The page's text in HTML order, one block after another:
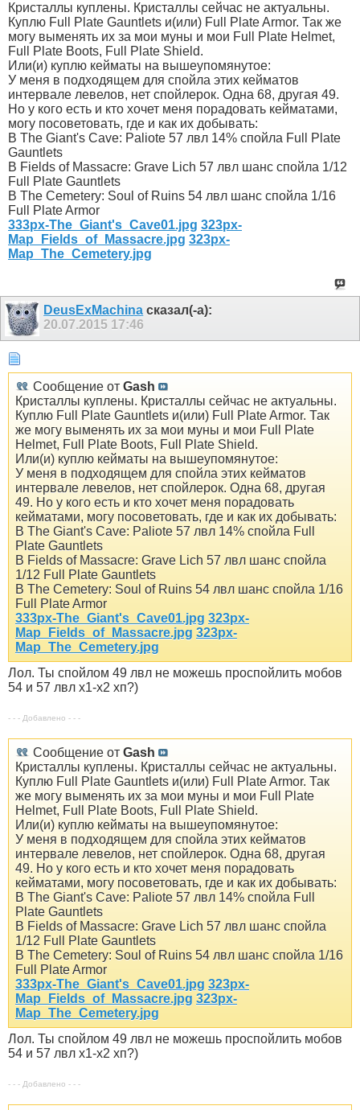
Кристаллы куплены. Кристаллы сейчас не актуальны.
Куплю Full Plate Gauntlets и(или) Full Plate Armor. Так же
могу выменять их за мои муны и мои Full Plate Helmet,
Full Plate Boots, Full Plate Shield.
Или(и) куплю кейматы на вышеупомянутое:
У меня в подходящем для спойла этих кейматов
интервале левелов, нет спойлерок. Одна 68, другая 49.
Но у кого есть и кто хочет меня порадовать кейматами,
могу посоветовать, где и как их добывать:
В The Giant's Cave: Paliote 57 лвл 14% спойла Full Plate
Gauntlets
В Fields of Massacre: Grave Lich 57 лвл шанс спойла 1/12
Full Plate Gauntlets
В The Cemetery: Soul of Ruins 54 лвл шанс спойла 1/16
Full Plate Armor
333px-The_Giant's_Cave01.jpg 323px-
Map_Fields_of_Massacre.jpg 323px-
Map_The_Cemetery.jpg
DeusExMachina сказал(-а):
20.07.2015 17:46
Сообщение от Gash
Кристаллы куплены. Кристаллы сейчас не актуальны.
Куплю Full Plate Gauntlets и(или) Full Plate Armor. Так
же могу выменять их за мои муны и мои Full Plate
Helmet, Full Plate Boots, Full Plate Shield.
Или(и) куплю кейматы на вышеупомянутое:
У меня в подходящем для спойла этих кейматов
интервале левелов, нет спойлерок. Одна 68, другая
49. Но у кого есть и кто хочет меня порадовать
кейматами, могу посоветовать, где и как их добывать:
В The Giant's Cave: Paliote 57 лвл 14% спойла Full
Plate Gauntlets
В Fields of Massacre: Grave Lich 57 лвл шанс спойла
1/12 Full Plate Gauntlets
В The Cemetery: Soul of Ruins 54 лвл шанс спойла 1/16
Full Plate Armor
333px-The_Giant's_Cave01.jpg 323px-
Map_Fields_of_Massacre.jpg 323px-
Map_The_Cemetery.jpg
Лол. Ты спойлом 49 лвл не можешь проспойлить мобов
54 и 57 лвл х1-х2 хп?)
- - - Добавлено - - -
Сообщение от Gash
Кристаллы куплены. Кристаллы сейчас не актуальны.
Куплю Full Plate Gauntlets и(или) Full Plate Armor. Так
же могу выменять их за мои муны и мои Full Plate
Helmet, Full Plate Boots, Full Plate Shield.
Или(и) куплю кейматы на вышеупомянутое:
У меня в подходящем для спойла этих кейматов
интервале левелов, нет спойлерок. Одна 68, другая
49. Но у кого есть и кто хочет меня порадовать
кейматами, могу посоветовать, где и как их добывать:
В The Giant's Cave: Paliote 57 лвл 14% спойла Full
Plate Gauntlets
В Fields of Massacre: Grave Lich 57 лвл шанс спойла
1/12 Full Plate Gauntlets
В The Cemetery: Soul of Ruins 54 лвл шанс спойла 1/16
Full Plate Armor
333px-The_Giant's_Cave01.jpg 323px-
Map_Fields_of_Massacre.jpg 323px-
Map_The_Cemetery.jpg
Лол. Ты спойлом 49 лвл не можешь проспойлить мобов
54 и 57 лвл х1-х2 хп?)
- - - Добавлено - - -